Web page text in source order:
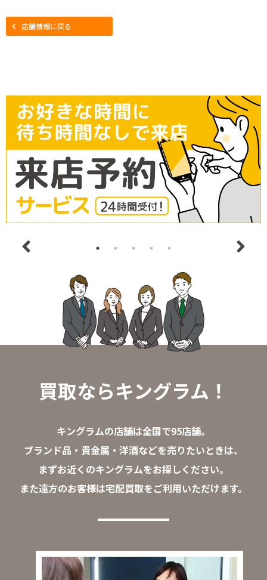
店舗情報に戻る
買取ならキングラム！
キングラムの店舗は全国で95店舗。
ブランド品・貴金属・洋酒などを売りたいときは、
まずお近くのキングラムをお探しください。
また遠方のお客様は宅配買取をご利用いただけます。